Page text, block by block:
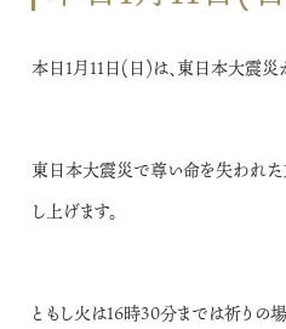
本日1月11日(日)は、東日本大震災
東日本大震災で尊い命を失われた
し上げます。
ともし火は16時30分までは祈りの